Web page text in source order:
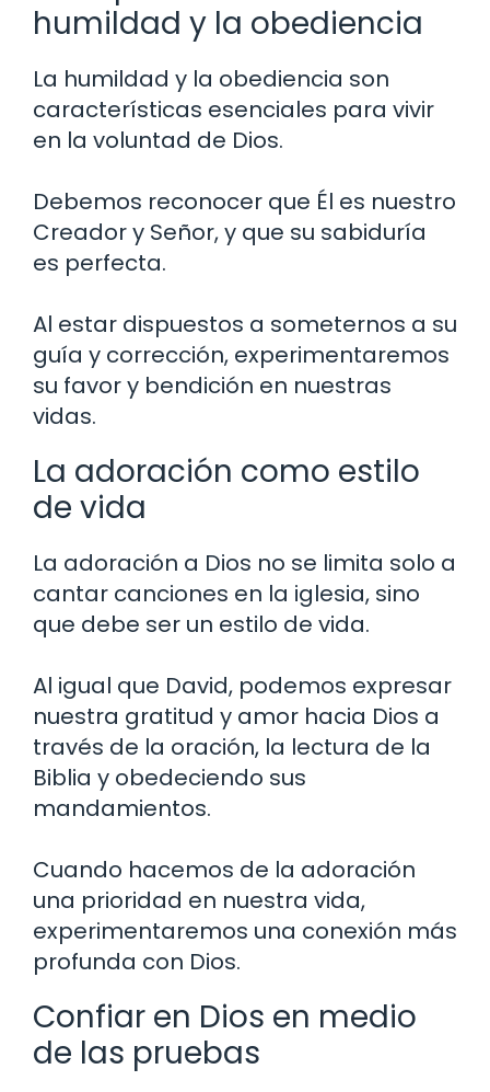
humildad y la obediencia
La humildad y la obediencia son
características esenciales para vivir
en la voluntad de Dios.
Debemos reconocer que Él es nuestro
Creador y Señor, y que su sabiduría
es perfecta.
Al estar dispuestos a someternos a su
guía y corrección, experimentaremos
su favor y bendición en nuestras
vidas.
La adoración como estilo
de vida
La adoración a Dios no se limita solo a
cantar canciones en la iglesia, sino
que debe ser un estilo de vida.
Al igual que David, podemos expresar
nuestra gratitud y amor hacia Dios a
través de la oración, la lectura de la
Biblia y obedeciendo sus
mandamientos.
Cuando hacemos de la adoración
una prioridad en nuestra vida,
experimentaremos una conexión más
profunda con Dios.
Confiar en Dios en medio
de las pruebas